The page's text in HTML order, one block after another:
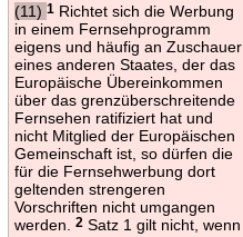
(11) 1Richtet sich die Werbung
in einem Fernsehprogramm
eigens und häufig an Zuschauer
eines anderen Staates, der das
Europäische Übereinkommen
über das grenzüberschreitende
Fernsehen ratifiziert hat und
nicht Mitglied der Europäischen
Gemeinschaft ist, so dürfen die
für die Fernsehwerbung dort
geltenden strengeren
Vorschriften nicht umgangen
werden.
2Satz 1 gilt nicht, wenn